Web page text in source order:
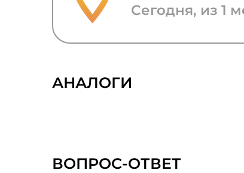
Сегодня, из 1
АНАЛОГИ
ВОПРОС-ОТВЕТ